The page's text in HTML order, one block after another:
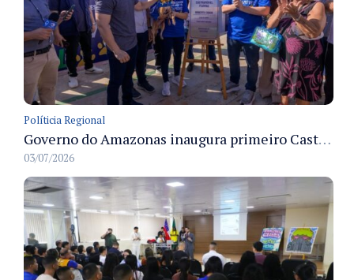
Políticia Regional
Governo do Amazonas inaugura primeiro Castramóvel Fluvial para atendimento veterinário às comunidades ribeirinhas e castração gratuita
03/07/2026